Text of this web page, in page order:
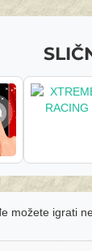
možete igrati